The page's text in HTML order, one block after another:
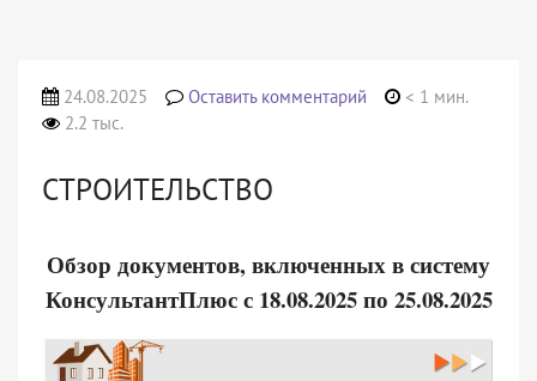
24.08.2025 Оставить комментарий
< 1 мин.
2.2 тыс.
СТРОИТЕЛЬСТВО
Обзор документов, включенных в систему
КонсультантПлюс с 18.08.2025 по 25.08.2025